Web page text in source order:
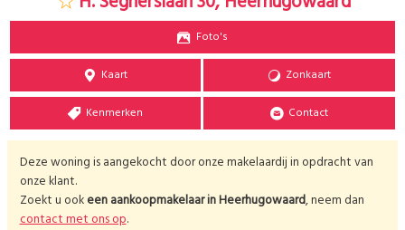
Foto's
Kaart Zonkaart
Kenmerken Contact
Deze woning is aangekocht door onze makelaardij in opdracht van
onze klant.
Zoekt u ookeen aankoopmakelaar inHeerhugowaard, neem dan
contact met ons op.